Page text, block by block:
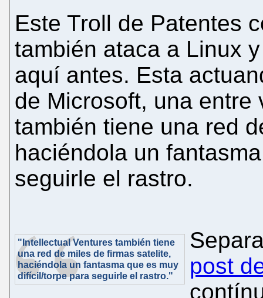
Este Troll de Patentes
también ataca a Linux
aquí antes. Esta
de Microsoft, una entre
también tiene una red
haciéndola un
seguirle el rastro.
"Intellectual Ventures también tiene
una red de miles de firmas satelite,
haciéndola un fantasma que es muy
difícil/torpe para seguirle el rastro."
post